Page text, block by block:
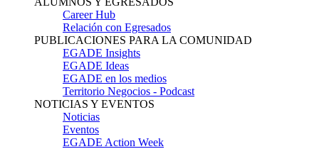
Career Hub
Relación con Egresados
PUBLICACIONES PARA LA COMUNIDAD
EGADE Insights
EGADE Ideas
EGADE en los medios
Territorio Negocios - Podcast
NOTICIAS Y EVENTOS
Noticias
Eventos
EGADE Action Week